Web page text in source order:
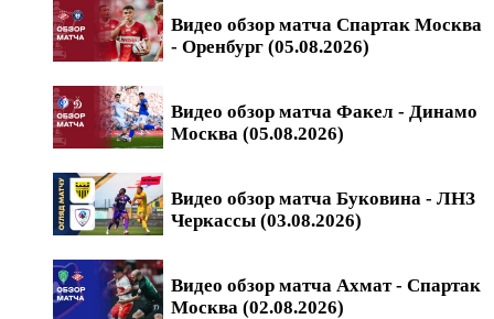
Видео обзор матча Спартак Москва
- Оренбург (05.08.2026)
Видео обзор матча Факел - Динамо
Москва (05.08.2026)
Видео обзор матча Буковина - ЛНЗ
Черкассы (03.08.2026)
Видео обзор матча Ахмат - Спартак
Москва (02.08.2026)